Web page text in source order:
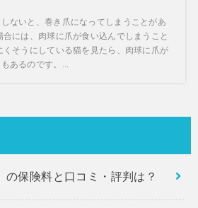
ないと、巻き爪になってしまうことがあ
には、肉球に爪が食い込んでしまうこと
くそうにしている猫を見たら、肉球に爪が
あるのです。...
の保険料と口コミ・評判は？